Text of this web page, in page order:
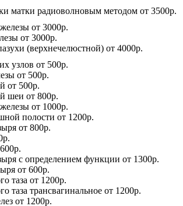
матки радиоволновым методом от 3500р.
от 3000р.
от 3000р.
(верхнечелюстной) от 4000р.
узлов от 500р.
от 500р.
от 500р.
шеи от 800р.
от 1000р.
полости от 1200р.
от 800р.
600р.
с определением функции от 1300р.
от 600р.
таза от 1200р.
таза трансвагинальное от 1200р.
от 1200р.